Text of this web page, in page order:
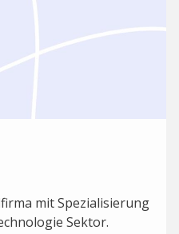
mit Spezialisierung
Sektor.